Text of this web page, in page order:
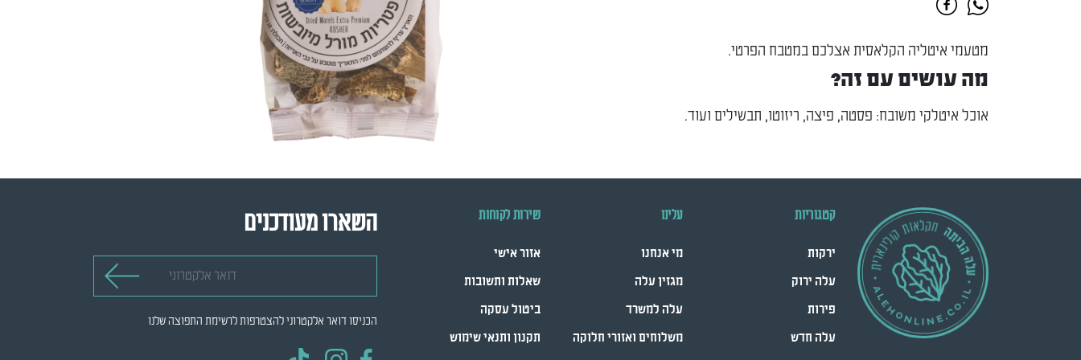
מטעמי איטליה הקלאסית אצלכם במטבח הפרטי.
מה עושים עם זה?
אוכל איטלקי משובח: פסטה, פיצה, ריזוטו, תבשילים ועוד.
קטגוריות
ירקות
עלה ירוק
פירות
עלה חדש
עלינו
מי אנחנו
מגזין עלה
עלה למשרד
משלוחים ואזורי חלוקה
שירות לקוחות
אזור אישי
שאלות ותשובות
ביטול עסקה
תקנון ותנאי שימוש
השארו מעודכנים
הכניסו דואר אלקטרוני להצטרפות לרשימת התפוצה שלנו